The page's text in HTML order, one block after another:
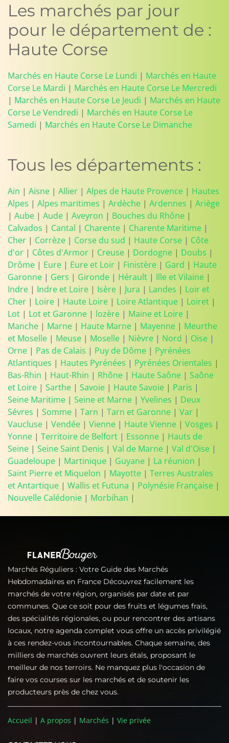
Les marchés par jour
pour le département de :
Haute Corse
Marchés en Haute Corse Le Lundi | Marchés en Haute
Corse Le Mardi | Marchés en Haute Corse Le Mercredi
| Marchés en Haute Corse Le Jeudi | Marchés en Haute
Corse Le Vendredi | Marchés en Haute Corse Le
Samedi | Marchés en Haute Corse Le Dimanche
Tous les départements :
Ain | Aisne | Allier | Alpes de Haute Provence | Hautes
Alpes | Alpes maritimes | Ardèche | Ardennes | Ariège
| Aube | Aude | Aveyron | Bouches du Rhône |
Calvados | Cantal | Charente | Charente Maritime |
Cher | Corrèze | Corse du sud | Haute Corse | Côte
d'or | Côtes d'Armor | Creuse | Dordogne | Doubs |
Drôme | Eure | Eure et Loir | Finistère | Gard | Haute
Garonne | Gers | Gironde | Hérault | Ille et Vilaine |
Indre | Indre et Loire | Isère | Jura | Landes | Loir et
Cher | Loire | Haute Loire | Loire Atlantique | Loiret |
Lot | Lot et Garonne | lozère | Maine et Loire |
Manche | Marne | Haute Marne | Mayenne | Meurthe
et Moselle | Meuse | Moselle | Nièvre | Nord | Oise |
Orne | Pas de Calais | Puy de Dôme | Pyrénées
Atlantiques | Hautes Pyrénées | Pyrénées Orientales |
Bas-Rhin | Haut-Rhin | Rhône | Haute Saône | Saône
et Loire | Sarthe | Savoie | Haute Savoie | Paris |
Seine Maritime | Seine et Marne | Yvelines | Deux
Sévres | Somme | Tarn | Tarn et Garonne | Var |
Vaucluse | Vendée | Vienne | Haute Vienne | Vosges |
Yonne | Territoire de Belfort | Essonne | Hauts de
Seine | Seine Saint Denis | Val de Marne | Val d'Oise |
Guadeloupe | Martinique | Guyane | La réunion |
Saint Pierre et Miquelon | Mayotte | Terres Australes
et Antartique | Wallis et Futuna | Polynésie Française |
Nouvelle Calédonie | Morbihan |
Marchés Réguliers : Votre Guide des Marchés
Hebdomadaires en France Découvrez facilement les
marchés de votre région, organisés par date et par
communes. Que ce soit pour des fruits et légumes frais,
des spécialités régionales, ou pour rencontrer des artisans
locaux, notre agenda complet vous offre un accès privilégié
à ces rendez-vous incontournables. Chaque semaine, des
milliers de marchés ouvrent leurs étals, proposant le
meilleur de nos terroirs. Ne manquez plus l'occasion de
faire vos courses sur les marchés et de soutenir les
producteurs près de chez vous.
Accueil | A propos | Marchés | Vie privée